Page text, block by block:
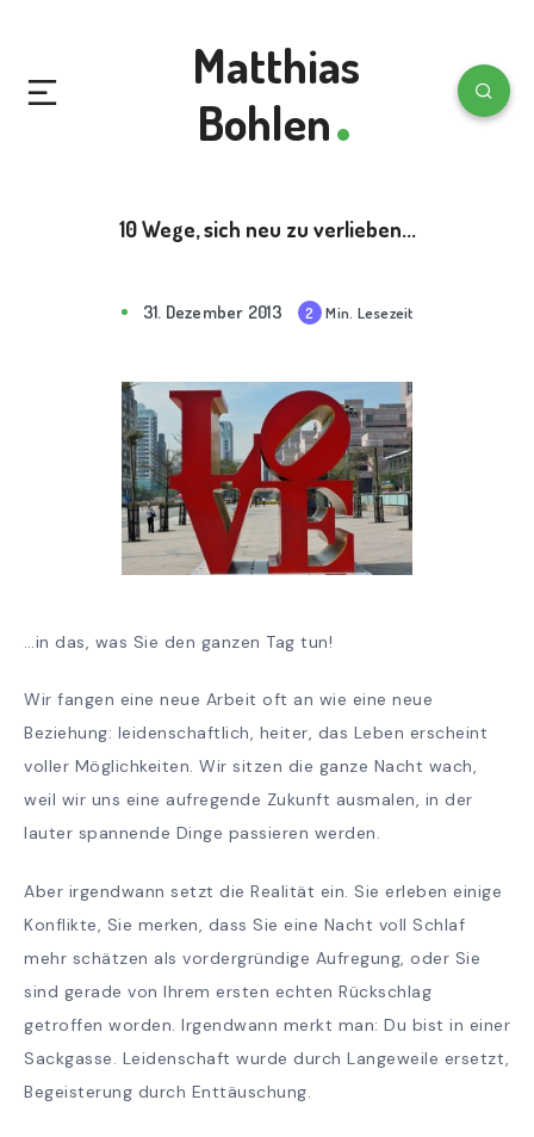
Matthias
Bohlen
10 Wege, sich neu zu verlieben...
31. Dezember 2013
2
rea
d
Min. Lesezeit
…in das, was Sie den ganzen Tag tun!
Wir fangen eine neue Arbeit oft an wie eine neue
Beziehung: leidenschaftlich, heiter, das Leben erscheint
voller Möglichkeiten. Wir sitzen die ganze Nacht wach,
weil wir uns eine aufregende Zukunft ausmalen, in der
lauter spannende Dinge passieren werden.
Aber irgendwann setzt die Realität ein. Sie erleben einige
Konflikte, Sie merken, dass Sie eine Nacht voll Schlaf
mehr schätzen als vordergründige Aufregung, oder Sie
sind gerade von Ihrem ersten echten Rückschlag
getroffen worden. Irgendwann merkt man: Du bist in einer
Sackgasse. Leidenschaft wurde durch Langeweile ersetzt,
Begeisterung durch Enttäuschung.